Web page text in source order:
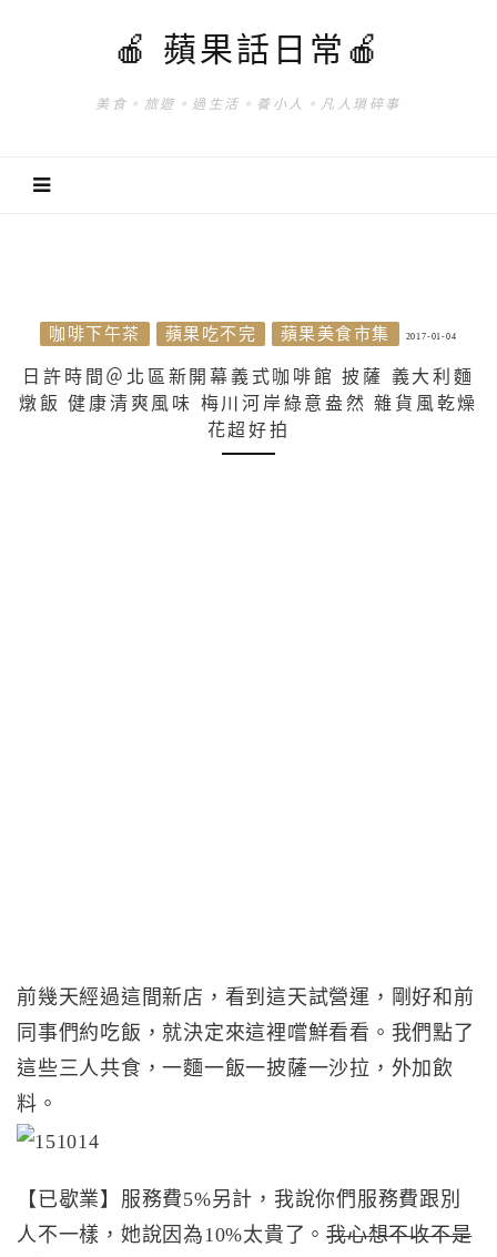
🍎 蘋果話日常🍎
美食。旅遊。過生活。養小人。凡人瑣碎事
咖啡下午茶 蘋果吃不完 蘋果美食市集 2017-01-04
日許時間＠北區新開幕義式咖啡館 披薩 義大利麵
燉飯 健康清爽風味 梅川河岸綠意盎然 雜貨風乾燥
花超好拍
前幾天經過這間新店，看到這天試營運，剛好和前
同事們約吃飯，就決定來這裡嚐鮮看看。我們點了
這些三人共食，一麵一飯一披薩一沙拉，外加飲
料。
【已歇業】服務費5%另計，我說你們服務費跟別
人不一樣，她說因為10%太貴了。 我心想不收不是